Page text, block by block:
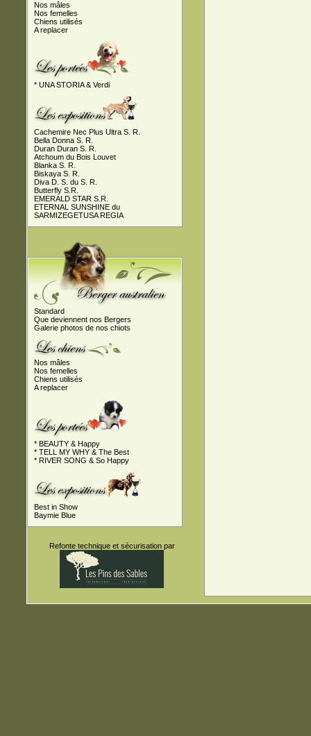
Nos mâles
Nos femelles
Chiens utilisés
A replacer
* UNA STORIA & Verdi
Cachemire Nec Plus Ultra S. R.
Bella Donna S. R.
Duran Duran S. R.
Atchoum du Bois Louvet
Blanka S. R.
Biskaya S. R.
Diva D. S. du S. R.
Butterfly S.R.
EMERALD STAR S.R.
ETERNAL SUNSHINE du
SARMIZEGETUSA REGIA
Standard
Que deviennent nos Bergers
Galerie photos de nos chiots
Nos mâles
Nos femelles
Chiens utilisés
A replacer
* BEAUTY & Happy
* TELL MY WHY & The Best
* RIVER SONG & So Happy
Best in Show
Baymie Blue
Refonte technique et sécurisation par